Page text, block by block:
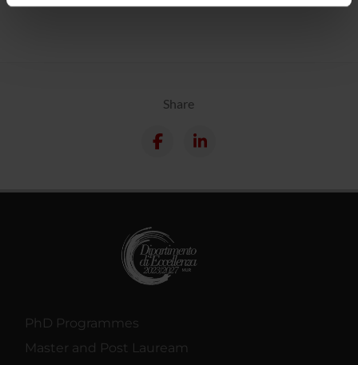
Share
PhD Programmes
Master and Post Lauream